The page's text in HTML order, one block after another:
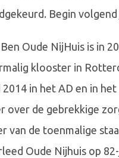
Begin
Oude NijHuis is in
klooster in
2014 in het AD en in
over de gebrekkige
van de toenmalige
Oude Nijhuis op